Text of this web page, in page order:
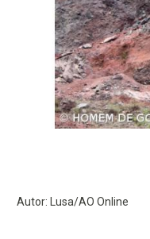
Autor: Lusa/AO Online